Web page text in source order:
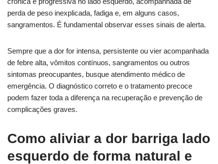
perda de peso inexplicada, fadiga e, em alguns casos,
sangramentos. É fundamental observar esses sinais de alerta.
Sempre que a dor for intensa, persistente ou vier acompanhada
de febre alta, vômitos contínuos, sangramentos ou outros
sintomas preocupantes, busque atendimento médico de
emergência. O diagnóstico correto e o tratamento precoce
podem fazer toda a diferença na recuperação e prevenção de
complicações graves.
Como aliviar a dor barriga lado
esquerdo de forma natural e